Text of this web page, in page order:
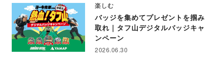
楽しむ
バッジを集めてプレゼントを掴み
取れ｜タフ山デジタルバッジキャ
ンペーン
2026.06.30